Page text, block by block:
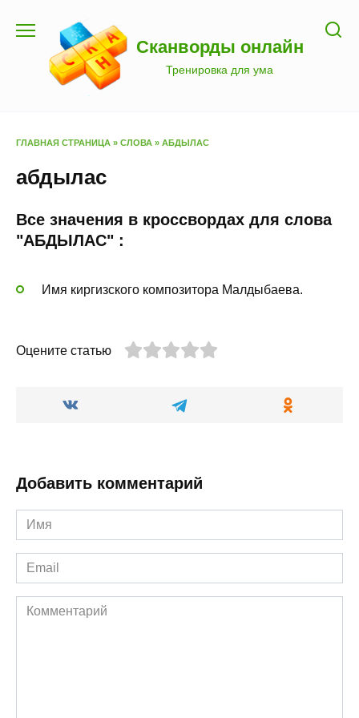
содержанию
Сканворды онлайн
Тренировка для ума
ГЛАВНАЯ СТРАНИЦА » СЛОВА » АБДЫЛАС
абдылас
Все значения в кроссвордах для слова
"АБДЫЛАС" :
Имя киргизского композитора Малдыбаева.
Оцените статью
Добавить комментарий
Имя
*
Email
*
Комментарий